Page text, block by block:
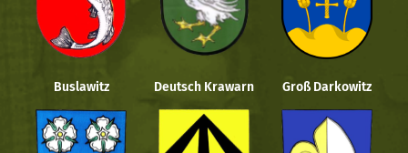
Buslawitz Deutsch Krawarn Groß Darkowitz